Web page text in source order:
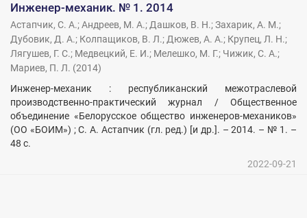
Инженер-механик. № 1. 2014
Астапчик, С. А.;Андреев, М. А.; Дашков, В. Н.;Захарик, А. М.;
Дубовик, Д. А.; Колпащиков, В. Л.; Дюжев, А. А.; Крупец, Л. Н.;
Лягушев, Г. С.; Медвецкий, Е. И.; Мелешко, М. Г.; Чижик, С. А.;
Мариев, П. Л. (2014)
Инженер-механик : республиканский межотраслевой
производственно-практический журнал / Общественное
объединение «Белорусское общество инженеров-механиков»
(ОО «БОИМ») ; С. А. Астапчик (гл. ред.) [и др.]. – 2014. – № 1. –
48 с.
2022-09-21